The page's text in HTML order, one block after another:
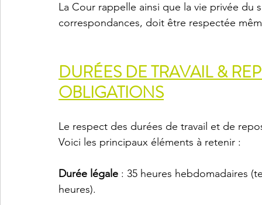
La Cour rappelle ainsi que la vie privée du
correspondances, doit être respectée
DURÉES DE TRAVAIL &
OBLIGATIONS
Le respect des durées de travail et de
Voici les principaux éléments à retenir :
Durée légale : 35 heures hebdomadaires
heures).